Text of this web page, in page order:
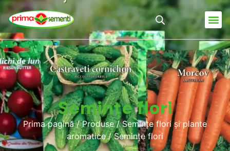
Semințe flori
Prima pagină/Produse/Semințe flori și plante
aromatice/ Semințe flori